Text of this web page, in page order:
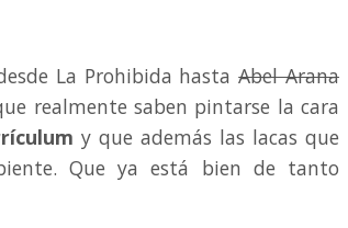
La Prohibida hastaAbel Arana
realmente saben pintarse la cara
y que además las lacas que
Que ya está bien de tanto